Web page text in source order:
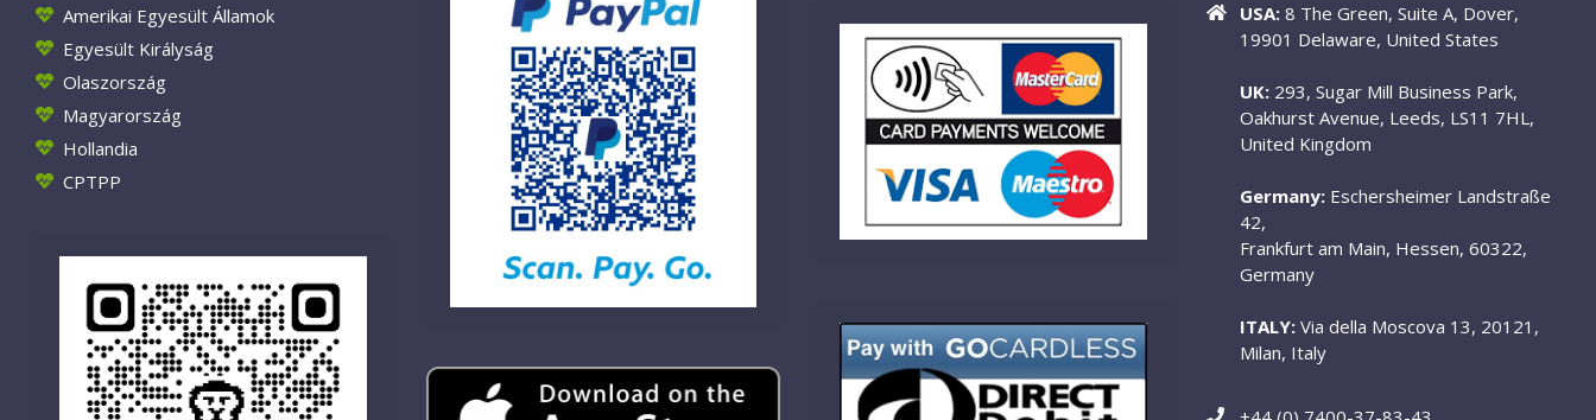
Amerikai Egyesült Államok
Egyesült Királyság
Olaszország
Magyarország
Hollandia
CPTPP
USA: 8 The Green, Suite A, Dover,
19901 Delaware, United States
UK: 293, Sugar Mill Business Park,
Oakhurst Avenue, Leeds, LS11 7HL,
United Kingdom
Germany: Eschersheimer Landstraße
42,
Frankfurt am Main, Hessen, 60322,
Germany
ITALY: Via della Moscova 13, 20121,
Milan, Italy